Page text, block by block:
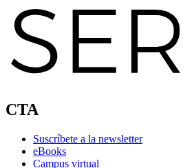
CTA
Suscríbete a la newsletter
eBooks
Campus virtual